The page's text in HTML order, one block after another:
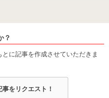
？
に記事を作成させていただきま
をリクエスト！